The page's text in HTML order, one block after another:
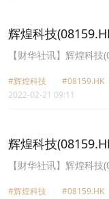
辉煌科技
主席
【财华社讯】辉煌科
王漓峰先生仍将继续担
份领导董事会及公司的
#辉煌科技
#08159.HK
2022-02-21 09:11
辉煌科技
【财华社讯】辉煌科
#辉煌科技
#08159.HK